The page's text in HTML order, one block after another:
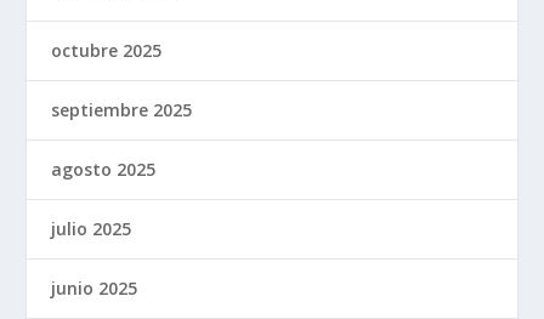
octubre 2025
septiembre 2025
agosto 2025
julio 2025
junio 2025